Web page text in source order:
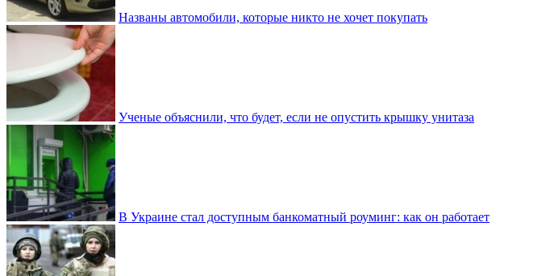
Названы автомобили, которые никто не хочет покупать
Ученые объяснили, что будет, если не опустить крышку унитаза
В Украине стал доступным банкоматный роуминг: как он работает